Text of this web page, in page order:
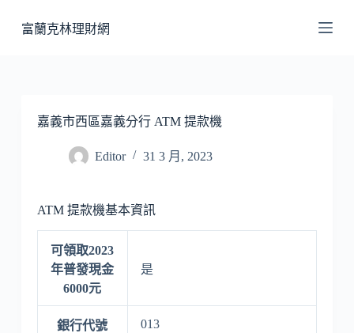
至
富蘭克林理財網
嘉義市西區嘉義分行 ATM 提款機
Editor 31 3 月, 2023
ATM 提款機基本資訊
可領取2023
年普發現金
6000元
是
銀行代號 013